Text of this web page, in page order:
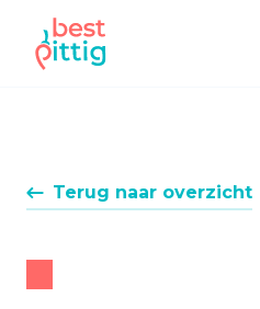
Terug naar overzicht